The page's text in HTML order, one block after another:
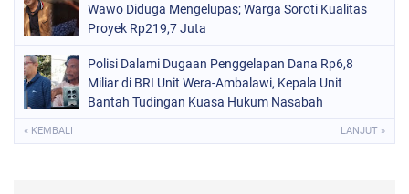
Wawo Diduga Mengelupas; Warga Soroti Kualitas
Proyek Rp219,7 Juta
Polisi Dalami Dugaan Penggelapan Dana Rp6,8
Miliar di BRI Unit Wera-Ambalawi, Kepala Unit
Bantah Tudingan Kuasa Hukum Nasabah
« KEMBALI LANJUT »